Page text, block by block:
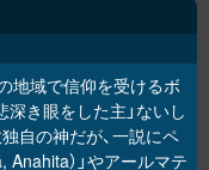
地域で信仰を受けるボ
深き眼をした主」ないし
自の神だが、一説にペ
Anahita）」やアールマテ